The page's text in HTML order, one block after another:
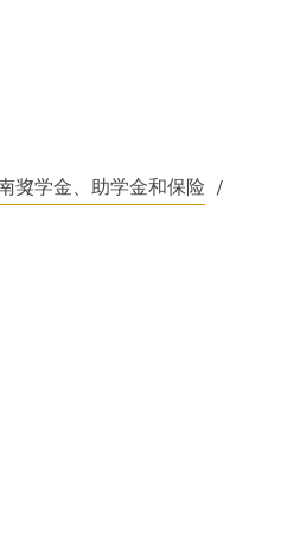
奖学金、助学金和保险